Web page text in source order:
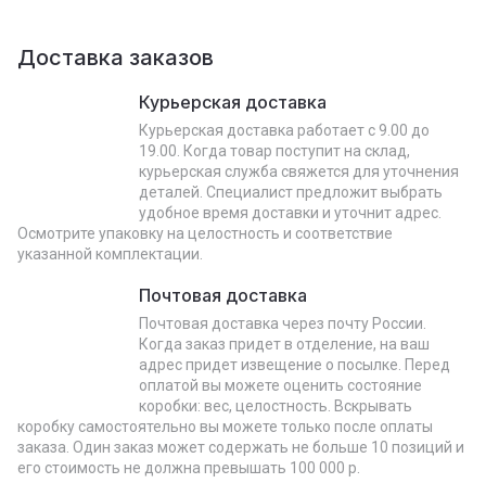
Доставка заказов
Курьерская доставка
Курьерская доставка работает с 9.00 до
19.00. Когда товар поступит на склад,
курьерская служба свяжется для уточнения
деталей. Специалист предложит выбрать
удобное время доставки и уточнит адрес.
Осмотрите упаковку на целостность и соответствие
указанной комплектации.
Почтовая доставка
Почтовая доставка через почту России.
Когда заказ придет в отделение, на ваш
адрес придет извещение о посылке. Перед
оплатой вы можете оценить состояние
коробки: вес, целостность. Вскрывать
коробку самостоятельно вы можете только после оплаты
заказа. Один заказ может содержать не больше 10 позиций и
его стоимость не должна превышать 100 000 р.